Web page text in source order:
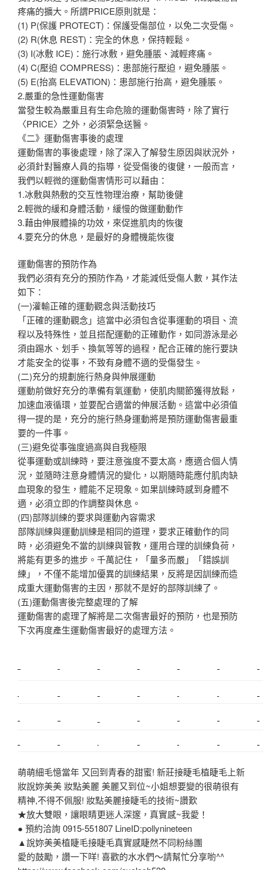
疼痛的擴大。所謂PRICE原則就是：
(1) P(保護 PROTECT)：保護受傷部位，以免二次受傷。
(2) R(休息 REST)：完全的休息，保持輕鬆。
(3) I(冰敷 ICE)：施行冰敷，避免腫脹、減輕疼痛。
(4) C(壓迫 COMPRESS)：患部施行壓迫，避免腫脹。
(5) E(抬高 ELEVATION)：患部施行抬高，避免腫脹。
2.嚴重的急性運動傷害
當發生較為嚴重且有生命危險的運動傷害時，除了實行
〈PRICE〉之外，必須緊急送醫。
《二》運動傷害事後的處理
運動傷害的事後處理，除了深入了解發生原因與狀況外，
必須針對醫療人員的指導，從受傷後的復健，一般而言，
我們以輕微的運動傷害情形可以藉由：
1.冰敷與熱敷的交互性物理治療，幫助後健
2.輕微的緩和身體活動，緩慢的做運動動作
3.藉由伸展體操的功效，來促進肌肉的恢復
4.要充分的休息，是最好的身體機能恢復
運動傷害的預防作為
我們必須有充分的預防作為，才能減低受傷人數，其作法
如下：
(一)灌輸正確的運動觀念與活動技巧
「正確的運動觀念」這當中必須包含從事運動的項目、流
程以及特殊性，並且搭配運動的正確動作，如同游泳是必
須由踢水、划手、換氣等等的過程，配合正確的施行要訣
才能安全的從事，不致有身體不適的受傷發生。
(二)充分的規劃施行熱身與伸展運動
運動前做好充分的準備有氧運動，使肌肉關節獲得放鬆，
加速血液循環，並要配合適當的伸展活動。這當中必須值
得一提的是，充分的施行熱身運動將是預防運動傷害最重
要的一件事。
(三)避免從事強度過高與自我極限
從事運動或訓練時，要注意強度不要太高，應適合個人情
況，並隨時注意身體情況的變化，以期隨時能應付肌肉缺
血現象的發生，體能不足現象。如果訓練時感到身體不
適，必須立即的作調整與休息。
(四)部隊訓練的要求與運動內容需求
部隊訓練與運動訓練是相同的道理，要求正確動作的同
時，必須避免不當的訓練與管教，運用合理的訓練負荷，
將能有更多的進步。千萬記住，「量多而嚴」「錯誤訓
練」，不僅不能增加優異的訓練結果，反將是因訓練而造
成重大運動傷害的主因，那就不是好的部隊訓練了。
(五)運動傷害後完整處理的了解
運動傷害的處理了解將是二次傷害最好的預防，也是預防
下次再度產生運動傷害最好的處理方法。
萌萌細毛憶當年 又回到青春的甜蜜! 新莊接睫毛植睫毛上新
妝說妳美美 妝點美麗 美麗又到位~小姐想要變的很萌很有
精神,不得不佩服! 妝點美麗接睫毛的技術~讚歎
★放大雙眼，讓眼睛更迷人深邃，真實感~我愛！
● 預約洽詢 0915-551807 LineID:pollynineteen
▲說妳美美植睫毛接睫毛真實感睫然不同粉絲團
愛的鼓勵，讚一下咩! 喜歡的水水們～請幫忙分享喲^^